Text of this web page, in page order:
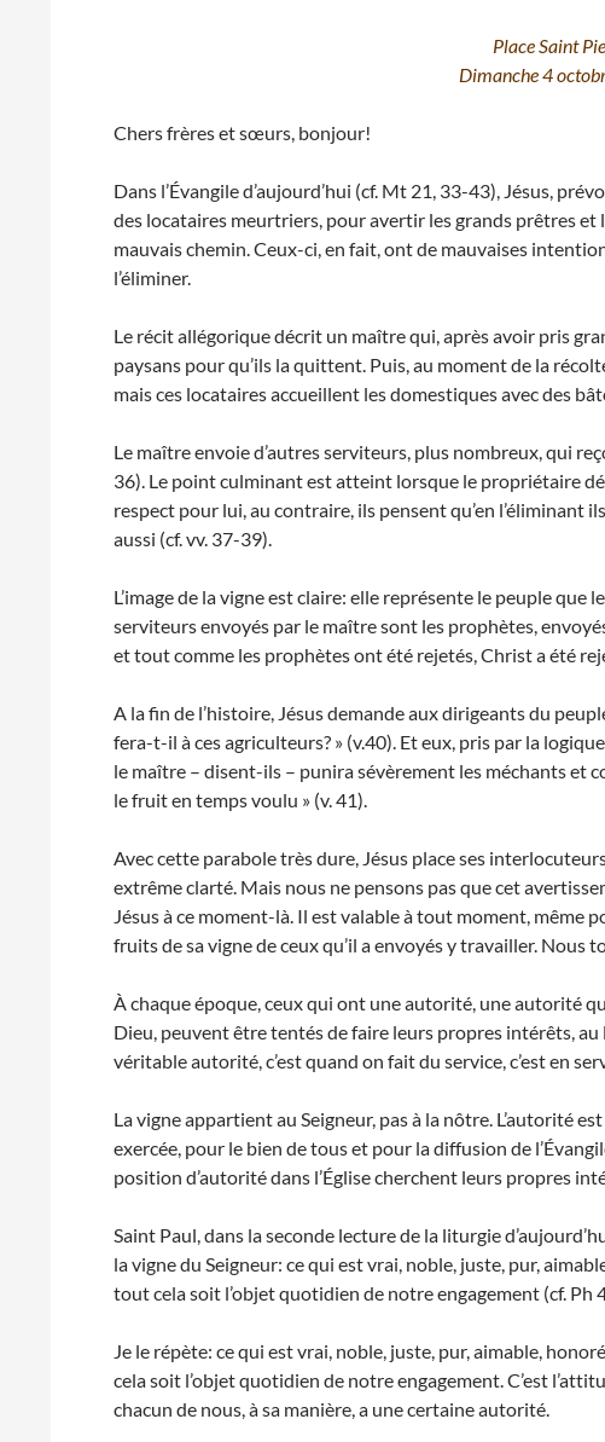
Place Saint
Dimanche 4
Chers frères et sœurs, bonjour!
Dans l’Évangile d’aujourd’hui (cf. Mt 21, 33-43), Jésus,
des locataires meurtriers, pour avertir les grands prêtres et
mauvais chemin. Ceux-ci, en fait, ont de mauvaises
l’éliminer.
Le récit allégorique décrit un maître qui, après avoir pris
paysans pour qu’ils la quittent. Puis, au moment de la
mais ces locataires accueillent les domestiques avec des
Le maître envoie d’autres serviteurs, plus nombreux, qui
36). Le point culminant est atteint lorsque le propriétaire
respect pour lui, au contraire, ils pensent qu’en
aussi (cf. vv. 37-39).
L’image de la vigne est claire: elle représente le peuple que
serviteurs envoyés par le maître sont les prophètes,
et tout comme les prophètes ont été rejetés, Christ a été
A la fin de l’histoire, Jésus demande aux dirigeants du
fera-t-il à ces agriculteurs? » (v.40). Et eux, pris par la
le maître – disent-ils – punira sévèrement les méchants et
le fruit en temps voulu » (v. 41).
Avec cette parabole très dure, Jésus place ses
extrême clarté. Mais nous ne pensons pas que cet
Jésus à ce moment-là. Il est valable à tout moment, même
fruits de sa vigne de ceux qu’il a envoyés y travailler. Nous
À chaque époque, ceux qui ont une autorité, une autorité
Dieu, peuvent être tentés de faire leurs propres intérêts,
véritable autorité, c’est quand on fait du service, c’est en
La vigne appartient au Seigneur, pas à la nôtre. L’autorité
exercée, pour le bien de tous et pour la diffusion de
position d’autorité dans l’Église cherchent leurs propres
Saint Paul, dans la seconde lecture de la liturgie
la vigne du Seigneur: ce qui est vrai, noble, juste, pur,
tout cela soit l’objet quotidien de notre engagement (cf. Ph
Je le répète: ce qui est vrai, noble, juste, pur, aimable,
cela soit l’objet quotidien de notre engagement. C’est
chacun de nous, à sa manière, a une certaine autorité.